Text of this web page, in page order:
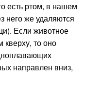
есть ртом, в нашем
него же удаляются
Если животное
кверху, то оно
направлен вниз,